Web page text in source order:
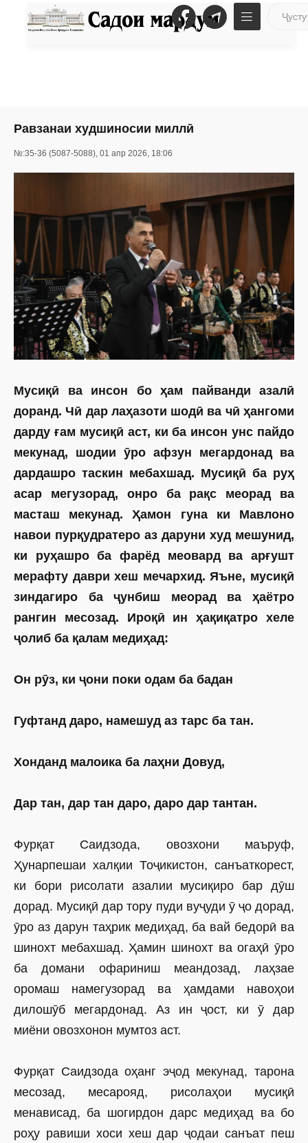
Равзанаи худшиносии миллӣ
№:35-36 (5087-5088), 01 апр 2026, 18:06
Мусиқӣ ва инсон бо ҳам пайванди азалӣ
доранд. Чӣ дар лаҳазоти шодӣ ва чӣ ҳангоми
дарду ғам мусиқӣ аст, ки ба инсон унс пайдо
мекунад, шодии ӯро афзун мегардонад ва
дардашро таскин мебахшад. Мусиқӣ ба руҳ
асар мегузорад, онро ба рақс меорад ва
масташ мекунад. Ҳамон гуна ки Мавлоно
навои пурқудратеро аз даруни худ мешунид,
ки руҳашро ба фарёд меовард ва арғушт
мерафту даври хеш мечархид. Яъне, мусиқӣ
зиндагиро ба ҷунбиш меорад ва ҳаётро
рангин месозад. Ироқӣ ин ҳақиқатро хеле
ҷолиб ба қалам медиҳад:
Он рӯз, ки ҷони поки одам ба бадан
Гуфтанд даро, намешуд аз тарс ба тан.
Хонданд малоика ба лаҳни Довуд,
Дар тан, дар тан даро, даро дар тантан.
Фурқат Саидзода, овозхони маъруф,
Ҳунарпешаи халқии Тоҷикистон, санъаткорест,
ки бори рисолати азалии мусиқиро бар дӯш
дорад. Мусиқӣ дар тору пуди вуҷуди ӯ ҷо дорад,
ӯро аз дарун таҳрик медиҳад, ба вай бедорӣ ва
шинохт мебахшад. Ҳамин шинохт ва огаҳӣ ӯро
ба домани офариниш меандозад, лаҳзае
оромаш намегузорад ва ҳамдами навоҳои
дилошӯб мегардонад. Аз ин ҷост, ки ӯ дар
миёни овозхонон мумтоз аст.
Фурқат Саидзода оҳанг эҷод мекунад, тарона
месозад, месарояд, рисолаҳои мусиқӣ
менависад, ба шогирдон дарс медиҳад ва бо
роҳу равиши хоси хеш дар ҷодаи санъат пеш